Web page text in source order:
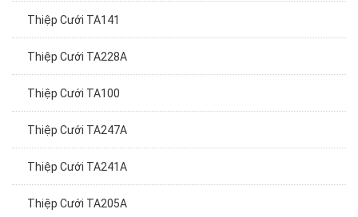
Thiệp Cưới TA141
Thiệp Cưới TA228A
Thiệp Cưới TA100
Thiệp Cưới TA247A
Thiệp Cưới TA241A
Thiệp Cưới TA205A